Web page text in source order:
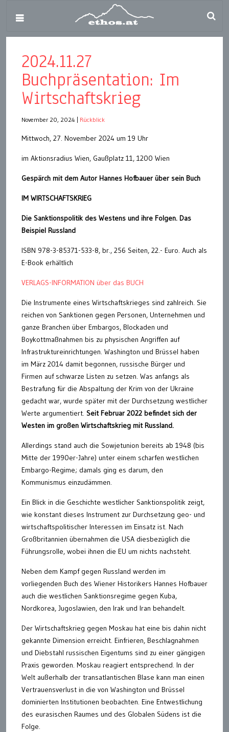
2024.11.27
Buchpräsentation: Im
Wirtschaftskrieg
November 20, 2024 Rückblick
Mittwoch, 27. November 2024 um 19 Uhr
im Aktionsradius Wien, Gaußplatz 11, 1200 Wien
Gespärch mit dem Autor Hannes Hofbauer über sein Buch
IM WIRTSCHAFTSKRIEG
Die Sanktionspolitik des Westens und ihre Folgen. Das
Beispiel Russland
ISBN 978-3-85371-533-8, br., 256 Seiten, 22.- Euro. Auch als
E-Book erhältlich
VERLAGS-INFORMATION über das BUCH
Die Instrumente eines Wirtschaftskrieges sind zahlreich. Sie
reichen von Sanktionen gegen Personen, Unternehmen und
ganze Branchen über Embargos, Blockaden und
Boykottmaßnahmen bis zu physischen Angriffen auf
Infrastruktureinrichtungen. Washington und Brüssel haben
im März 2014 damit begonnen, russische Bürger und
Firmen auf schwarze Listen zu setzen. Was anfangs als
Bestrafung für die Abspaltung der Krim von der Ukraine
gedacht war, wurde später mit der Durchsetzung westlicher
Werte argumentiert. Seit Februar 2022 befindet sich der
Westen im großen Wirtschaftskrieg mit Russland.
Allerdings stand auch die Sowjetunion bereits ab 1948 (bis
Mitte der 1990er-Jahre) unter einem scharfen westlichen
Embargo-Regime; damals ging es darum, den
Kommunismus einzudämmen.
Ein Blick in die Geschichte westlicher Sanktionspolitik zeigt,
wie konstant dieses Instrument zur Durchsetzung geo- und
wirtschaftspolitischer Interessen im Einsatz ist. Nach
Großbritannien übernahmen die USA diesbezüglich die
Führungsrolle, wobei ihnen die EU um nichts nachsteht.
Neben dem Kampf gegen Russland werden im
vorliegenden Buch des Wiener Historikers Hannes Hofbauer
auch die westlichen Sanktionsregime gegen Kuba,
Nordkorea, Jugoslawien, den Irak und Iran behandelt.
Der Wirtschaftskrieg gegen Moskau hat eine bis dahin nicht
gekannte Dimension erreicht. Einfrieren, Beschlagnahmen
und Diebstahl russischen Eigentums sind zu einer gängigen
Praxis geworden. Moskau reagiert entsprechend. In der
Welt außerhalb der transatlantischen Blase kann man einen
Vertrauensverlust in die von Washington und Brüssel
dominierten Institutionen beobachten. Eine Entwestlichung
des eurasischen Raumes und des Globalen Südens ist die
Folge.